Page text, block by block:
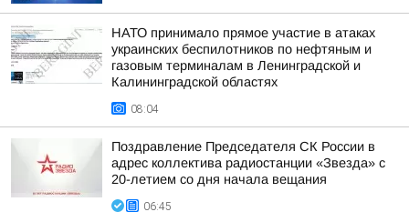
НАТО принимало прямое участие в атаках
украинских беспилотников по нефтяным и
газовым терминалам в Ленинградской и
Калининградской областях
08:04
Поздравление Председателя СК России в
адрес коллектива радиостанции «Звезда» с
20-летием со дня начала вещания
06:45